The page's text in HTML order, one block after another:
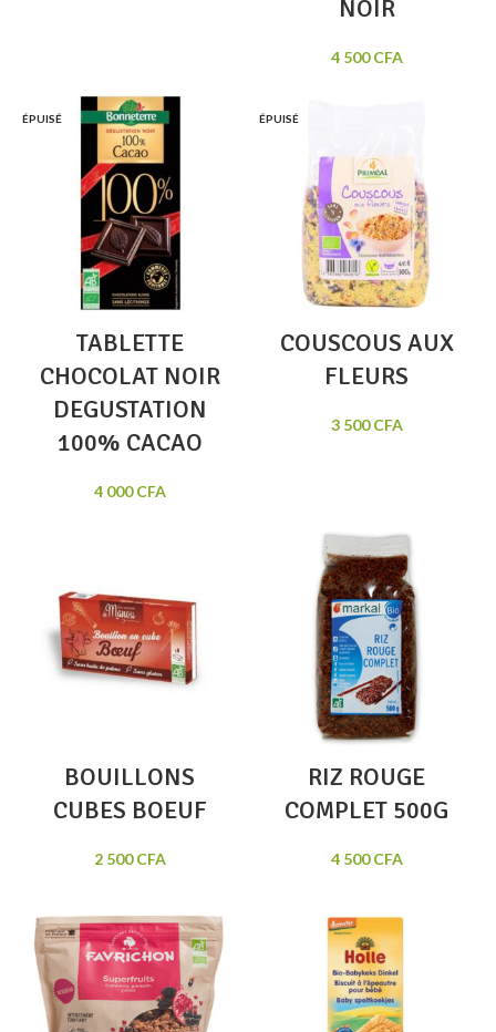
NOIR
4 500CFA
ÉPUISÉ
TABLETTE
CHOCOLAT NOIR
DEGUSTATION
100% CACAO
4 000CFA
ÉPUISÉ
COUSCOUS AUX
FLEURS
3 500CFA
BOUILLONS
CUBES BOEUF
2 500CFA
RIZ ROUGE
COMPLET 500G
4 500CFA